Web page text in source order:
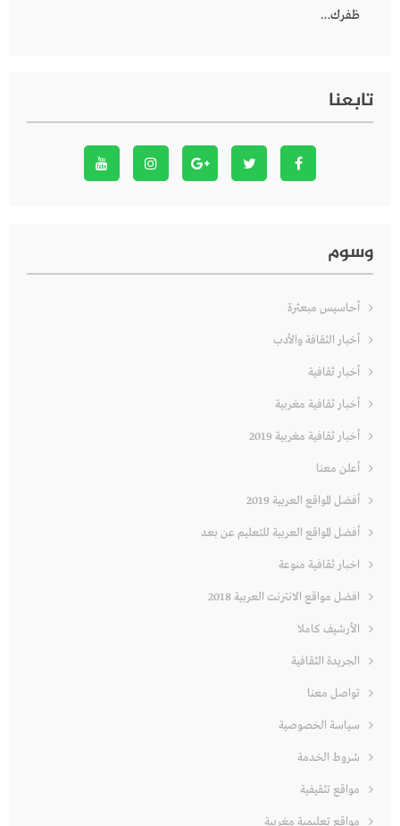
ظفرك…
تابعنا
وسوم
أحاسيس مبعثرة
أخبار الثقافة والأدب
أخبار ثقافية
أخبار ثقافية مغربية
أخبار ثقافية مغربية 2019
أعلن معنا
أفضل المواقع العربية 2019
أفضل المواقع العربية للتعليم عن بعد
اخبار ثقافية منوعة
افضل مواقع الانترنت العربية 2018
الأرشيف كاملا
الجريدة الثقافية
تواصل معنا
سياسة الخصوصية
شروط الخدمة
مواقع تثقيفية
مواقع تعليمية مغربية